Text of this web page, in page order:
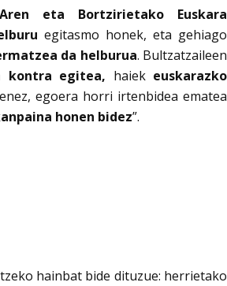
eta Bortzirietako Euskara
egitasmo honek, eta gehiago
da helburua. Bultzatzaileen
kontra egitea, haiek euskarazko
egoera horri irtenbidea ematea
honen bidez”.
hainbat bide dituzue: herrietako